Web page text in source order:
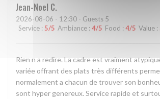
Jean-Noel C
2026-08-06 - 12:30 - Guests 5
Service : 5/5 Ambiance : 4/5 Food : 4/5 Value :
Rien n a redire. La cadre est vraiment
variée offrant des plats très différents
normalement a chacun de trouver son
sont hyper genereux. Service rapide et